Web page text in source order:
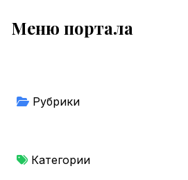
Меню портала
Рубрики
Категории